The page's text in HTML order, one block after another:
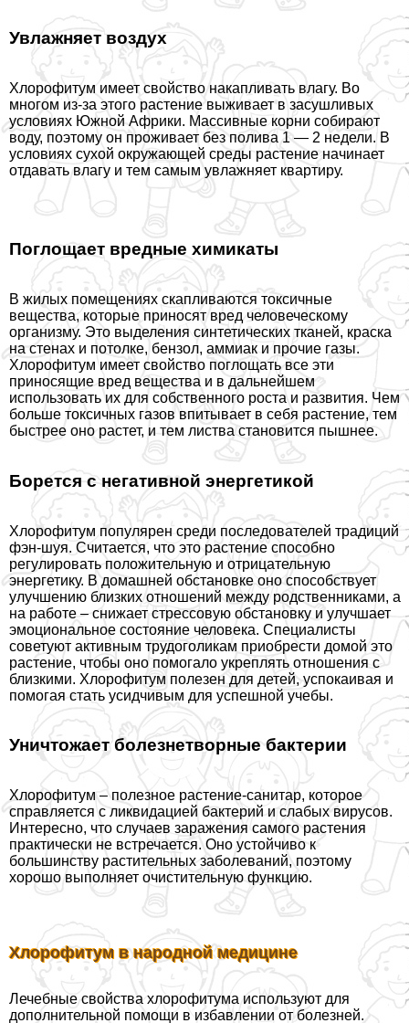
Увлажняет воздух
Хлорофитум имеет свойство накапливать влагу. Во
многом из-за этого растение выживает в засушливых
условиях Южной Африки. Массивные корни собирают
воду, поэтому он проживает без полива 1 — 2 недели. В
условиях сухой окружающей среды растение начинает
отдавать влагу и тем самым увлажняет квартиру.
Поглощает вредные химикаты
В жилых помещениях скапливаются токсичные
вещества, которые приносят вред человеческому
организму. Это выделения синтетических тканей, краска
на стенах и потолке, бензол, аммиак и прочие газы.
Хлорофитум имеет свойство поглощать все эти
приносящие вред вещества и в дальнейшем
использовать их для собственного роста и развития. Чем
больше токсичных газов впитывает в себя растение, тем
быстрее оно растет, и тем листва становится пышнее.
Борется с негативной энергетикой
Хлорофитум популярен среди последователей традиций
фэн-шуя. Считается, что это растение способно
регулировать положительную и отрицательную
энергетику. В домашней обстановке оно способствует
улучшению близких отношений между родственниками, а
на работе – снижает стрессовую обстановку и улучшает
эмоциональное состояние человека. Специалисты
советуют активным трудоголикам приобрести домой это
растение, чтобы оно помогало укреплять отношения с
близкими. Хлорофитум полезен для детей, успокаивая и
помогая стать усидчивым для успешной учебы.
Уничтожает болезнетворные бактерии
Хлорофитум – полезное растение-санитар, которое
справляется с ликвидацией бактерий и слабых вирусов.
Интересно, что случаев заражения самого растения
пpaктически не встречается. Оно устойчиво к
большинству растительных заболеваний, поэтому
хорошо выполняет очистительную функцию.
Хлорофитум в народной медицине
Лечебные свойства хлорофитума используют для
дополнительной помощи в избавлении от болезней.